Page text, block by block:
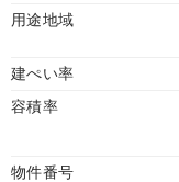
用途地域
建ぺい率
容積率
物件番号